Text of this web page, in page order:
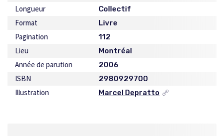
Longueur Collectif
Format Livre
Pagination 112
Lieu Montréal
Année de parution 2006
ISBN 2980929700
Illustration Marcel Depratto
Ce